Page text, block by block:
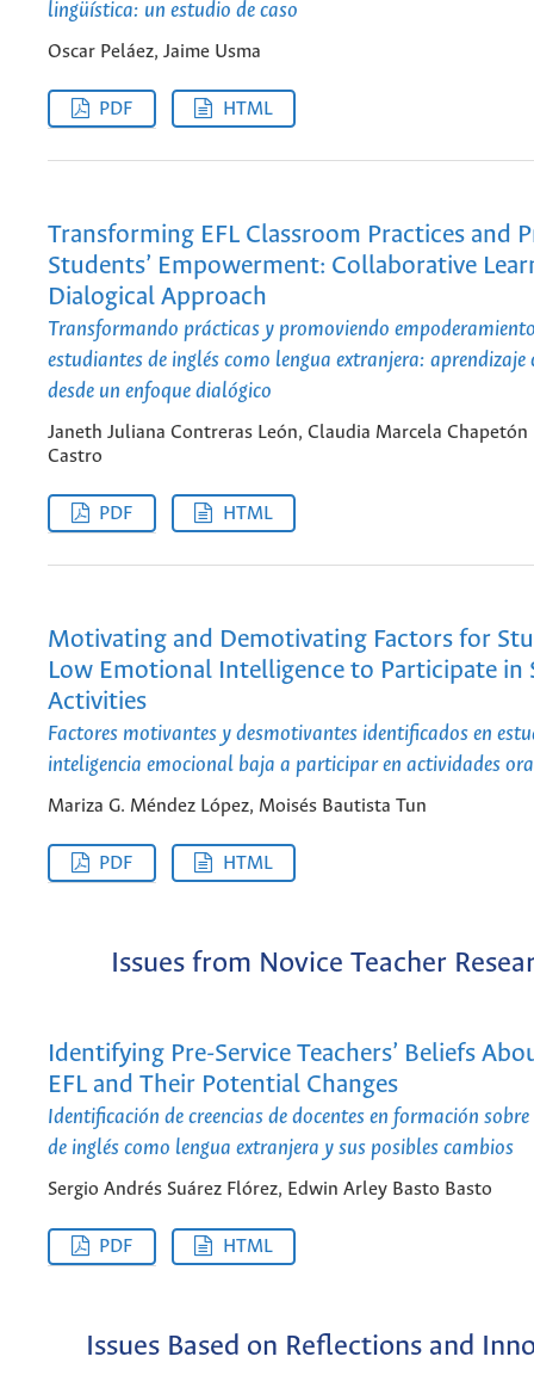
lingüística: un estudio de caso
Oscar Peláez, Jaime Usma
PDF HTML
Transforming EFL Classroom Practices and
Students’ Empowerment: Collaborative
Dialogical Approach
Transformando prácticas y promoviendo
estudiantes de inglés como lengua extranjera:
desde un enfoque dialógico
Janeth Juliana Contreras León, Claudia Marcela Chapetón
Castro
PDF HTML
Motivating and Demotivating Factors for
Low Emotional Intelligence to Participate in
Activities
Factores motivantes y desmotivantes identificados en
inteligencia emocional baja a participar en actividades
Mariza G. Méndez López, Moisés Bautista Tun
PDF HTML
Issues from Novice Teacher
Identifying Pre-Service Teachers’ Beliefs
EFL and Their Potential Changes
Identificación de creencias de docentes en formación
de inglés como lengua extranjera y sus posibles cambios
Sergio Andrés Suárez Flórez, Edwin Arley Basto Basto
PDF HTML
Issues Based on Reflections and